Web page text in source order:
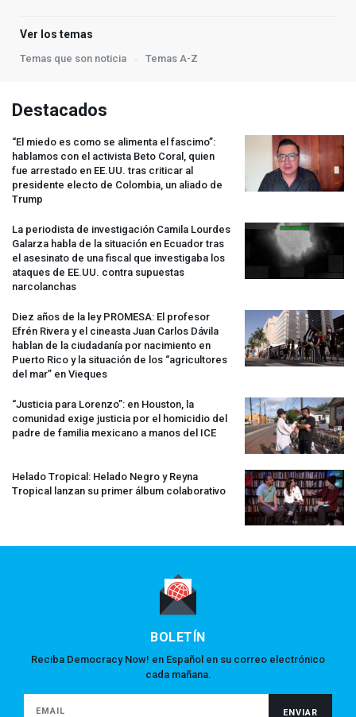
Ver los temas
Temas que son noticia Temas A-Z
Destacados
“El miedo es como se alimenta el fascimo”:
hablamos con el activista Beto Coral, quien
fue arrestado en EE.UU. tras criticar al
presidente electo de Colombia, un aliado de
Trump
La periodista de investigación Camila Lourdes
Galarza habla de la situación en Ecuador tras
el asesinato de una fiscal que investigaba los
ataques de EE.UU. contra supuestas
narcolanchas
Diez años de la ley PROMESA: El profesor
Efrén Rivera y el cineasta Juan Carlos Dávila
hablan de la ciudadanía por nacimiento en
Puerto Rico y la situación de los “agricultores
del mar” en Vieques
“Justicia para Lorenzo”: en Houston, la
comunidad exige justicia por el homicidio del
padre de familia mexicano a manos del ICE
Helado Tropical: Helado Negro y Reyna
Tropical lanzan su primer álbum colaborativo
BOLETÍN
Reciba Democracy Now! en Español en su correo electrónico
cada mañana.